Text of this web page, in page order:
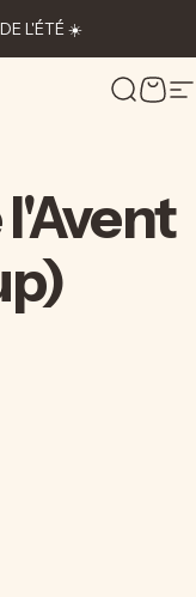
L'ÉTÉ ☀️
l'Avent